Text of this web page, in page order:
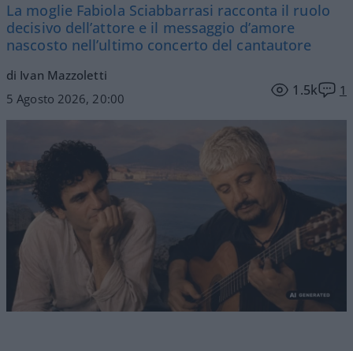
La moglie Fabiola Sciabbarrasi racconta il ruolo
decisivo dell’attore e il messaggio d’amore
nascosto nell’ultimo concerto del cantautore
di Ivan Mazzoletti
5 Agosto 2026, 20:00
1.5k 1